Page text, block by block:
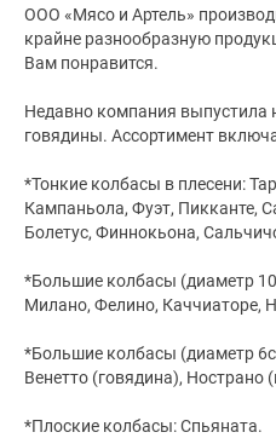
ООО «Мясо и Артель»
крайне разнообразную
Вам понравится.
Недавно компания выпустила
говядины. Ассортимент
*Тонкие колбасы в плесени:
Кампаньола, Фуэт, Пикканте,
Болетус, Финнокьона,
*Большие колбасы (диаметр
Милано, Фелино, Каччиаторе,
*Большие колбасы (диаметр
Венетто (говядина), Нострано
*Плоские колбасы: Спьяната.